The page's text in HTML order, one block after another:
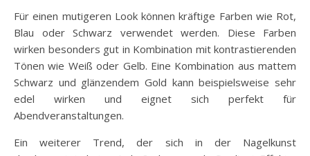
Für einen mutigeren Look können kräftige Farben wie Rot,
Blau oder Schwarz verwendet werden. Diese Farben
wirken besonders gut in Kombination mit kontrastierenden
Tönen wie Weiß oder Gelb. Eine Kombination aus mattem
Schwarz und glänzendem Gold kann beispielsweise sehr
edel wirken und eignet sich perfekt für
Abendveranstaltungen.
Ein weiterer Trend, der sich in der Nagelkunst